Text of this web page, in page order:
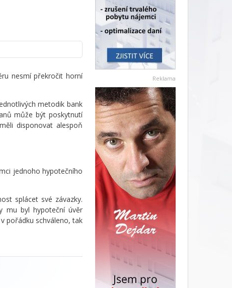
Reklama
nesmí překročit horní
metodik bank
může být poskytnutí
disponovat alespoň
jednoho hypotečního
splácet své závazky.
mu byl hypoteční úvěr
pořádku schváleno, tak